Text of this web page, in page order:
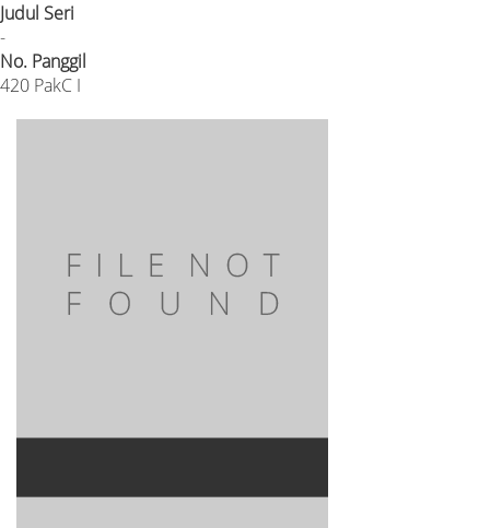
Judul Seri
-
No. Panggil
420 PakC I